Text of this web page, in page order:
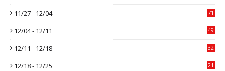
11/27 - 12/04 71
12/04 - 12/11 49
12/11 - 12/18 32
12/18 - 12/25 21